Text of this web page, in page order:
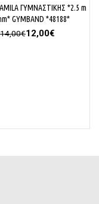
ΓΥΜΝΑΣΤΙΚΗΣ *2.5 m
GYMBAND *48188*
14,00€Original
12,00€